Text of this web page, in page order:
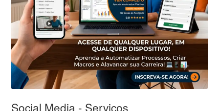
Social Media - Serviços